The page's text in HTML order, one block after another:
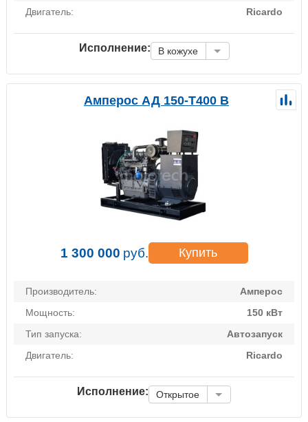
Двигатель:
Ricardo
Исполнение: В кожухе
Амперос АД 150-Т400 B
1 300 000 руб. Купить
Производитель:
Амперос
Мощность:
150 кВт
Тип запуска:
Автозапуск
Двигатель:
Ricardo
Исполнение: Открытое